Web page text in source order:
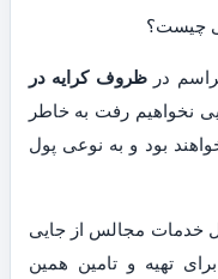
چیست؟
درظروف کرایه در
نخواهیم رفت به خاطر
بود و به نوعی پول
خدمات مجالس از جایی
تهیه و تامین همین